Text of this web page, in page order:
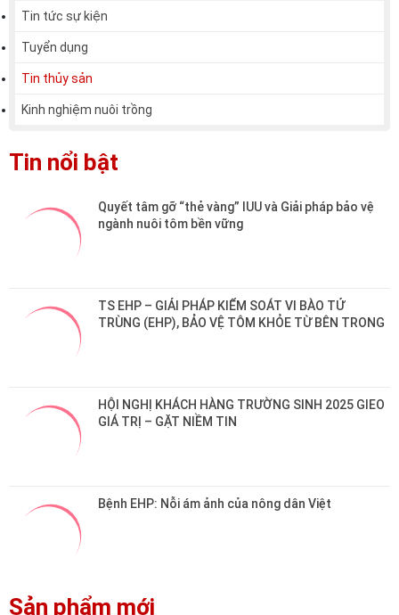
Tin tức sự kiện
Tuyển dụng
Tin thủy sản
Kinh nghiệm nuôi trồng
Tin nổi bật
Quyết tâm gỡ “thẻ vàng” IUU và Giải pháp bảo vệ
ngành nuôi tôm bền vững
TS EHP – GIẢI PHÁP KIỂM SOÁT VI BÀO TỬ
TRÙNG (EHP), BẢO VỆ TÔM KHỎE TỪ BÊN TRONG
HỘI NGHỊ KHÁCH HÀNG TRƯỜNG SINH 2025 GIEO
GIÁ TRỊ – GẶT NIỀM TIN
Bệnh EHP: Nỗi ám ảnh của nông dân Việt
Sản phẩm mới